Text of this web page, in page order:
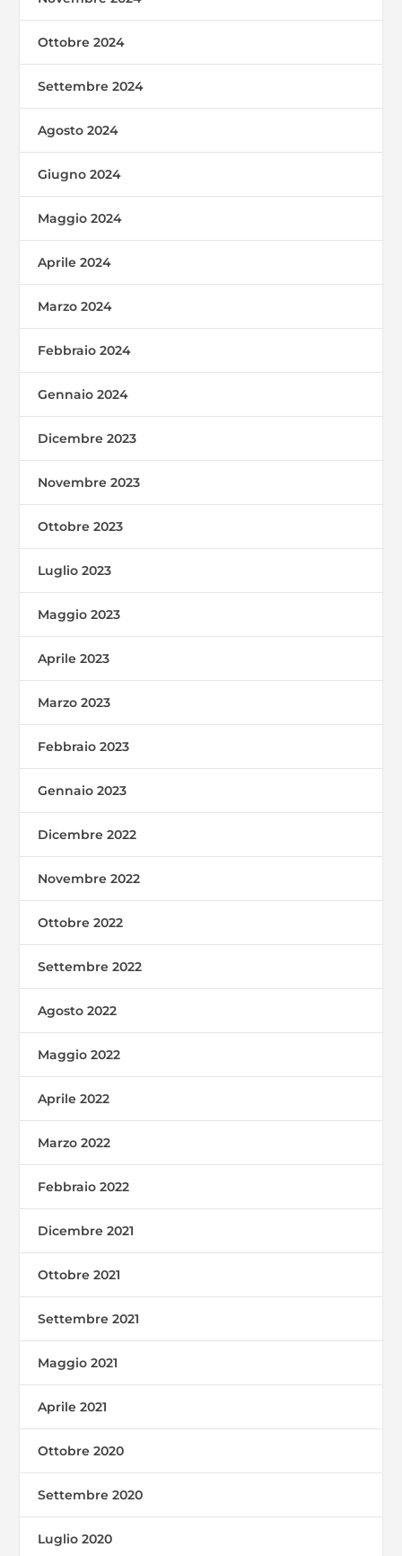
Ottobre 2024
Settembre 2024
Agosto 2024
Giugno 2024
Maggio 2024
Aprile 2024
Marzo 2024
Febbraio 2024
Gennaio 2024
Dicembre 2023
Novembre 2023
Ottobre 2023
Luglio 2023
Maggio 2023
Aprile 2023
Marzo 2023
Febbraio 2023
Gennaio 2023
Dicembre 2022
Novembre 2022
Ottobre 2022
Settembre 2022
Agosto 2022
Maggio 2022
Aprile 2022
Marzo 2022
Febbraio 2022
Dicembre 2021
Ottobre 2021
Settembre 2021
Maggio 2021
Aprile 2021
Ottobre 2020
Settembre 2020
Luglio 2020